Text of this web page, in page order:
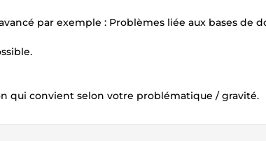
par exemple : Problèmes liée aux bases de
qui convient selon votre problématique / gravité.